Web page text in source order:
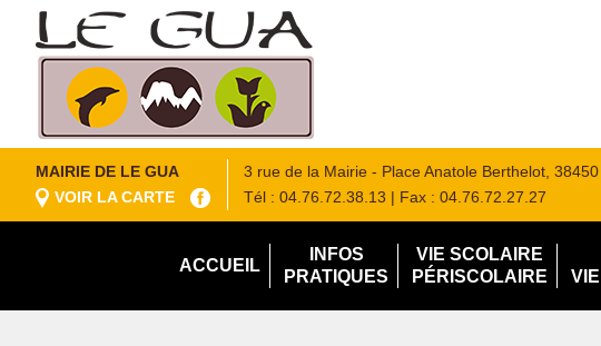
MAIRIE DE LE GUA
VOIR LA CARTE
3 rue de la Mairie - Place Anatole Berthelot,
Tél : 04.76.72.38.13 | Fax : 04.76.72.27.27
ACCUEIL
INFOS
PRATIQUES
VIE SCOLAIRE
PÉRISCOLAIRE